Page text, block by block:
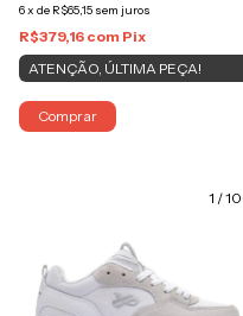
6x de R$65,15 sem juros
R$379,16 com Pix
ATENÇÃO, ÚLTIMA PEÇA!
Comprar
1 /10